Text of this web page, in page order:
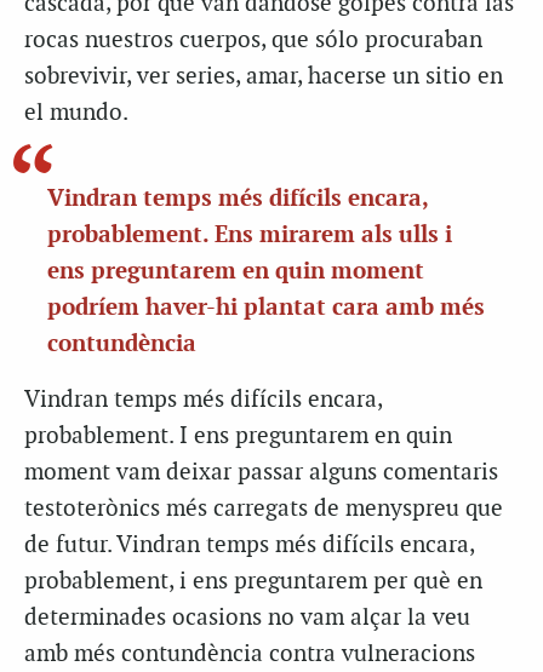
rocas nuestros cuerpos, que sólo procuraban
sobrevivir, ver series, amar, hacerse un sitio en
el mundo.
Vindran temps més difícils encara,
probablement. Ens mirarem als ulls i
ens preguntarem en quin moment
podríem haver-hi plantat cara amb més
contundència
Vindran temps més difícils encara,
probablement. I ens preguntarem en quin
moment vam deixar passar alguns comentaris
testoterònics més carregats de menyspreu que
de futur. Vindran temps més difícils encara,
probablement, i ens preguntarem per què en
determinades ocasions no vam alçar la veu
amb més contundència contra vulneracions